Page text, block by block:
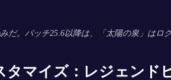
だ。パッチ25.6以降は、「太陽の泉」は
タマイズ：レジェンド